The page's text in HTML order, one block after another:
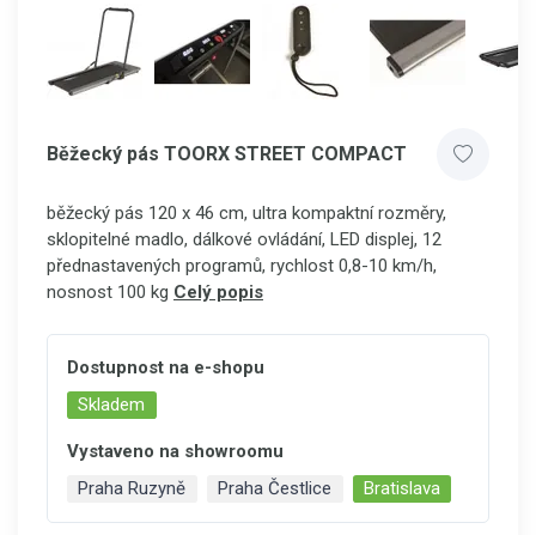
Běžecký pás TOORX STREET COMPACT
běžecký pás 120 x 46 cm, ultra kompaktní rozměry,
sklopitelné madlo, dálkové ovládání, LED displej, 12
přednastavených programů, rychlost 0,8-10 km/h,
nosnost 100 kg Celý popis
Dostupnost na e-shopu
Skladem
Vystaveno na showroomu
Praha Ruzyně
Praha Čestlice Bratislava